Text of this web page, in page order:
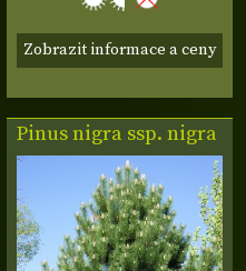
Zobrazit informace a ceny
Pinus nigra ssp. nigra